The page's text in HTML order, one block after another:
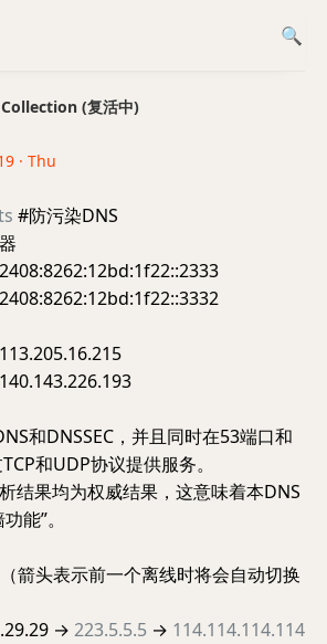
Collection (复活中)
· Thu
#防污染DNS
和DNSSEC，并且同时在53端口和
和UDP协议提供服务。
结果均为权威结果，这意味着本DNS
能”。
箭头表示前一个离线时将会自动切换
→ 223.5.5.5 → 114.114.114.114